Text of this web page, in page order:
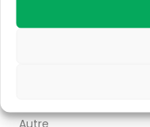
Environnement
Autre